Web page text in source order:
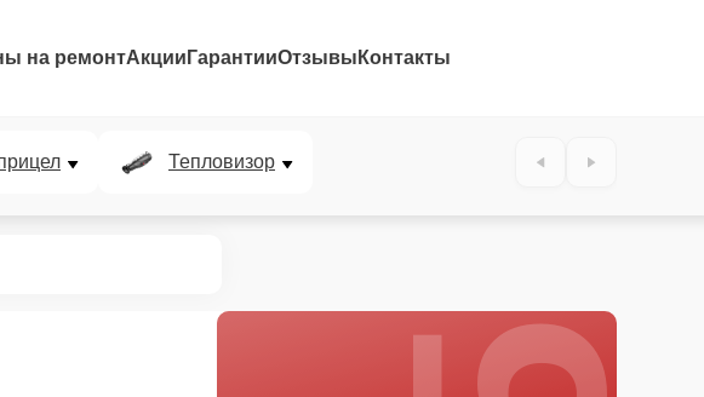
на ремонтАкции ГарантииОтзывы Контакты
Тепловизор